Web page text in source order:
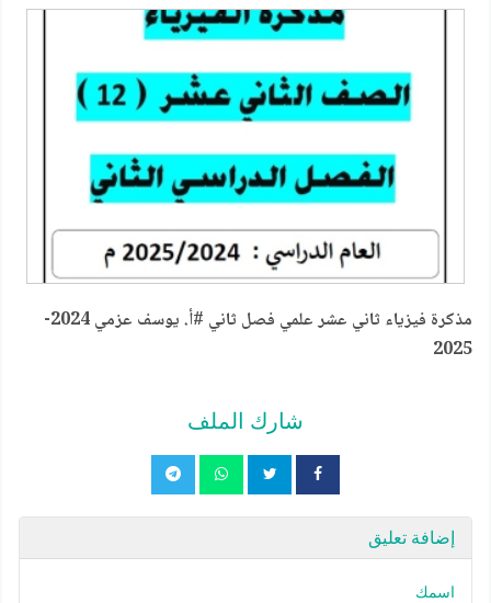
مذكرة فيزياء ثاني عشر علمي فصل ثاني #أ. يوسف عزمي 2024-
2025
شارك الملف
إضافة تعليق
اسمك